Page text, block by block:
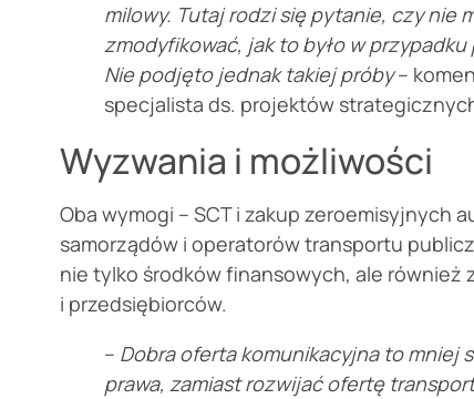
milowy. Tutaj rodzi się pytanie, czy nie
zmodyfikować, jak to było w
Nie podjęto jednak takiej próby–
specjalista ds. projektów strategicznych
Wyzwania i możliwości
Oba wymogi – SCT i zakup zeroemisyjnych
samorządów i operatorów transportu
nie tylko środków finansowych, ale również
i przedsiębiorców.
– Dobra oferta komunikacyjna to mniej
prawa, zamiast rozwijać ofertę